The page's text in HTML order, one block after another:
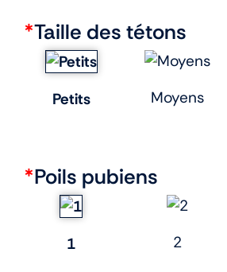
*Taille des tétons
Petits Moyens
*Poils pubiens
1 2